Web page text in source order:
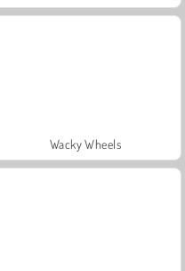
Wacky Wheels